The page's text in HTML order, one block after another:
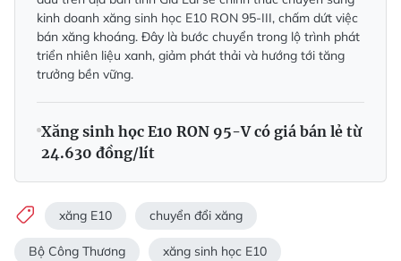
kinh doanh xăng sinh học E10 RON 95-III, chấm dứt việc
bán xăng khoáng. Đây là bước chuyển trong lộ trình phát
triển nhiên liệu xanh, giảm phát thải và hướng tới tăng
trưởng bền vững.
Xăng sinh học E10 RON 95-V có giá bán lẻ từ
24.630 đồng/lít
xăng E10 chuyển đổi xăng
Bộ Công Thương xăng sinh học E10